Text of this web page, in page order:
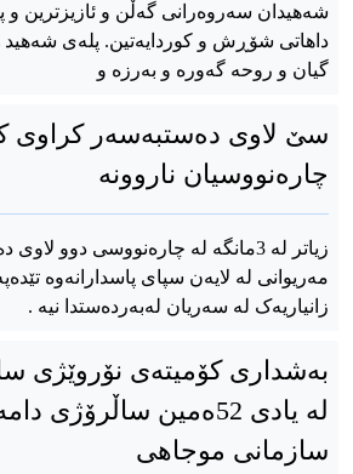
شەهیدان سەروەرانی گەڵن و ئازیزترین و
داهاتی شۆڕش و کوردایەتین. پلەی
گیان و روحە گەورە و بەرزە و
سێ لاوی دەستبەسەر کراوی
چارەنووسیان ناروونە
زیاتر لە 3مانگە لە چارەنووسی دوو
مەریوانی لە لایەن سپای پاسدارانەوە
زانیاریەک لە سەریان لەبەردەستدا نیە .
بەشداری کۆمیتەی نۆروێژی
لە یادی 52ەمین ساڵرۆژی
سازمانی موجاهی